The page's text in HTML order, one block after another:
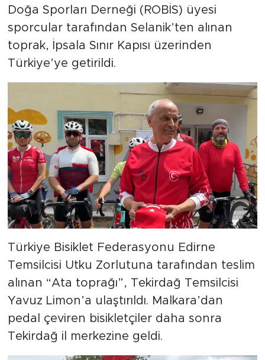
Doğa Sporları Derneği (ROBİS) üyesi
sporcular tarafından Selanik’ten alınan
toprak, İpsala Sınır Kapısı üzerinden
Türkiye’ye getirildi.
Türkiye Bisiklet Federasyonu Edirne
Temsilcisi Utku Zorlutuna tarafından teslim
alınan “Ata toprağı”, Tekirdağ Temsilcisi
Yavuz Limon’a ulaştırıldı. Malkara’dan
pedal çeviren bisikletçiler daha sonra
Tekirdağ il merkezine geldi.